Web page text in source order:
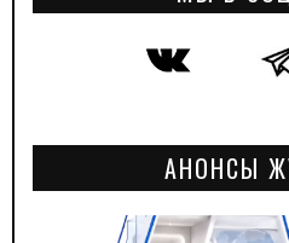
АНОНСЫ